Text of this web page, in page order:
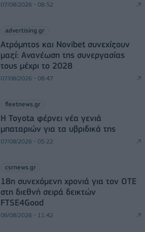
07/08/2026 - 08:52
advertising.gr
Ατρόμητος και Novibet συνεχίζουν
μαζί: Ανανέωση της συνεργασίας
τους μέχρι το 2028
07/08/2026 - 08:47
fleetnews.gr
Η Toyota φέρνει νέα γενιά
μπαταριών για τα υβριδικά της
07/08/2026 - 05:22
csrnews.gr
18η συνεχόμενη χρονιά για τον ΟΤΕ
στη διεθνή σειρά δεικτών
FTSE4Good
06/08/2026 - 11:42